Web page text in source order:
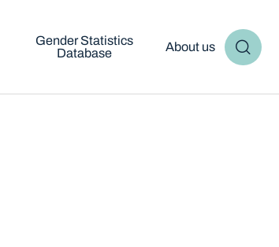
Gender Statistics
Database
About us